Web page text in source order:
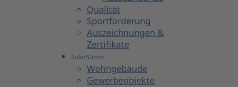
Qualität
Sportförderung
Auszeichnungen &
Zertifikate
SolarStrom
Wohngebäude
Gewerbeobjekte